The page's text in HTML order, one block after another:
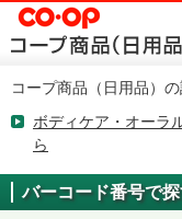
コープ商品（日用品）
ボディケア・オーラ
ら
バーコード番号で